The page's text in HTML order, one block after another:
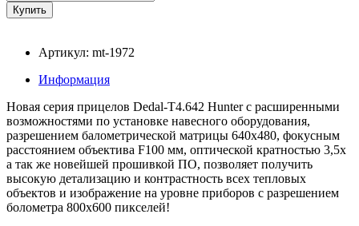
Артикул: mt-1972
Информация
Новая серия прицелов Dedal-T4.642 Hunter с расширенными
возможностями по установке навесного оборудования,
разрешением балометрической матрицы 640х480, фокусным
расстоянием объектива F100 мм, оптической кратностью 3,5х
а так же новейшей прошивкой ПО, позволяет получить
высокую детализацию и контрастность всех тепловых
объектов и изображение на уровне приборов с разрешением
болометра 800х600 пикселей!